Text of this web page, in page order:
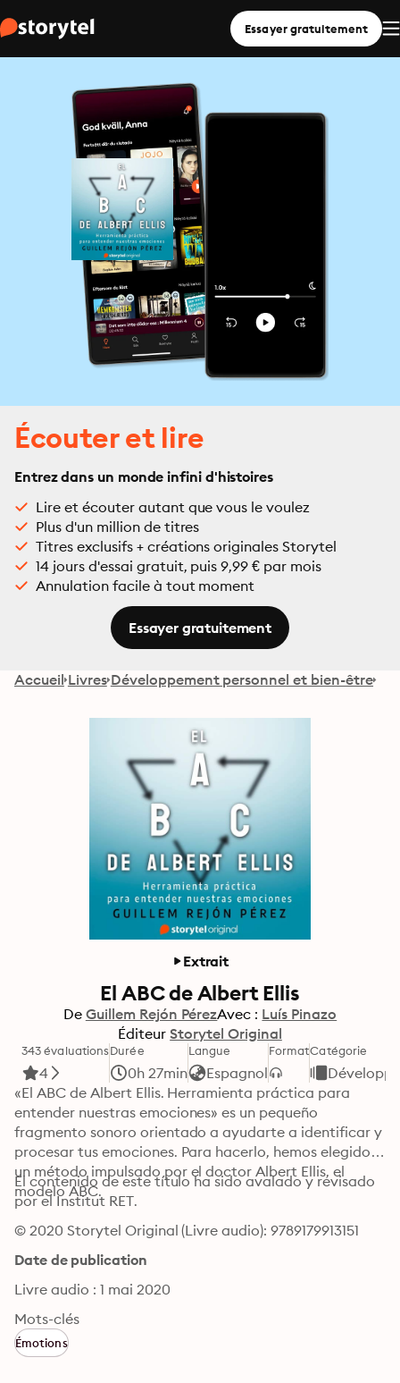
Essayer gratuitement
Écouter et lire
Entrez dans un monde infini d'histoires
Lire et écouter autant que vous le voulez
Plus d'un million de titres
Titres exclusifs + créations originales Storytel
14 jours d'essai gratuit, puis 9,99 € par mois
Annulation facile à tout moment
Essayer gratuitement
Accueil Livres Développement personnel et bien-être
Extrait
El ABC de Albert Ellis
De Guillem Rejón PérezAvec : Luís Pinazo
Éditeur Storytel Original
343 évaluations
4
Durée
0h 27min
Langue
Espagnol
FormatCatégorie
«El ABC de Albert Ellis. Herramienta práctica para
entender nuestras emociones» es un pequeño
fragmento sonoro orientado a ayudarte a identificar y
procesar tus emociones. Para hacerlo, hemos elegido
un método impulsado por el doctor Albert Ellis, el
modelo ABC.
El contenido de este título ha sido avalado y revisado
por el Institut RET.
© 2020 Storytel Original (Livre audio): 9789179913151
Date de publication
Livre audio : 1 mai 2020
Mots-clés
Émotions